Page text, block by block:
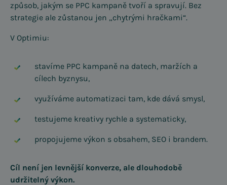
způsob, jakým se PPC kampaně tvoří a spravují. Bez
strategie ale zůstanou jen „chytrými hračkami“.
V Optimiu:
stavíme PPC kampaně na datech, maržích a
cílech byznysu,
využíváme automatizaci tam, kde dává smysl,
testujeme kreativy rychle a systematicky,
propojujeme výkon s obsahem, SEO i brandem.
Cíl není jen levnější konverze, ale dlouhodobě
udržitelný výkon.